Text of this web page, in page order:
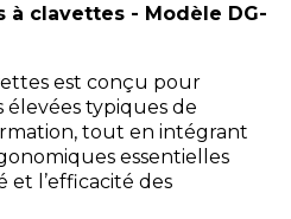
à clavettes - Modèle DG-
est conçu pour
élevées typiques de
tout en intégrant
essentielles
et l’efficacité des